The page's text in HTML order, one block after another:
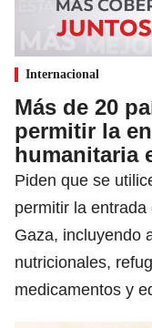
Internacional
Más de 20
permitir la
humanitaria
Piden que se
permitir la
Gaza, incluyendo
nutricionales,
medicamentos y